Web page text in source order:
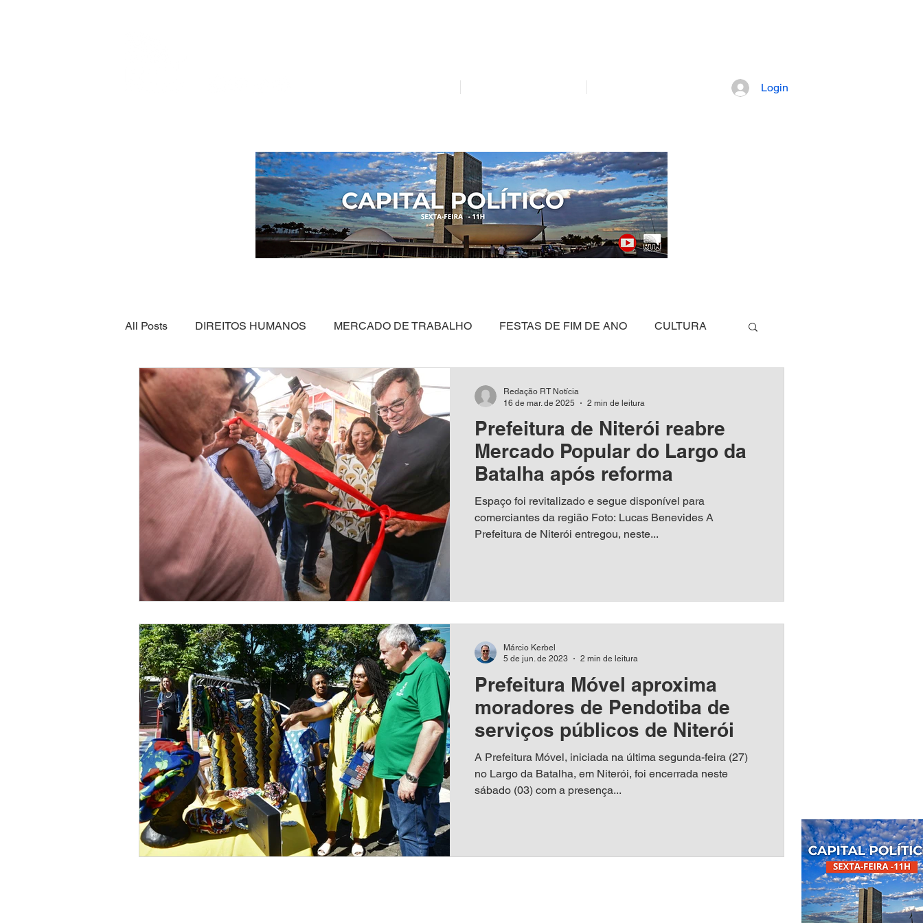
Login
All Posts DIREITOS HUMANOS MERCADO DE TRABALHO FESTAS DE FIM DE ANO CULTURA
POLÍTICA SAÚDE EDUCAÇÃO TECNOLOGIA
NITERÓI BRASIL MEIO AMBIENTE INTERNACIONAL EMPRESAS E NEGÓCIOS MARICÁ
VIDA SAUDÁVEL SEGURANÇA PÚBLICA
RIO DE JANEIRO CLIMA ESPIRITUALIDADE
GASTRONOMIA LAZER
Prefeitura de Niterói reabre
Mercado Popular do Largo da
Batalha após reforma
Espaço foi revitalizado e segue disponível para
comerciantes da região Foto: Lucas Benevides A
Prefeitura de Niterói entregou, neste...
Redação RT Notícia
16 de mar. de 2025
2 min de leitura
Prefeitura Móvel aproxima
moradores de Pendotiba de
serviços públicos de Niterói
A Prefeitura Móvel, iniciada na última segunda-feira (27)
no Largo da Batalha, em Niterói, foi encerrada neste
sábado (03) com a presença...
Márcio Kerbel
5 de jun. de 2023
2 min de leitura